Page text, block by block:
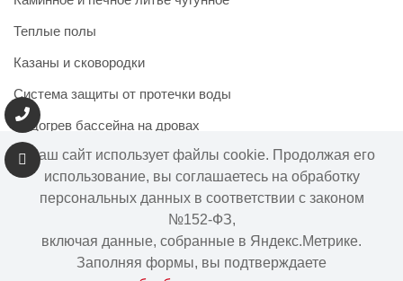
Теплые полы
Казаны и сковородки
Система защиты от протечки воды
Подогрев бассейна на дровах
Информация на сайте не является публичной офертой.
Наличие и цены товара могут меняться, просьба
уточнять у менеджера при подтверждении заказа.
Наш сайт использует файлы cookie. Продолжая его
использование, вы соглашаетесь на обработку
персональных данных в соответствии с законом
№152-ФЗ,
включая данные, собранные в Яндекс.Метрике.
Заполняя формы, вы подтверждаете